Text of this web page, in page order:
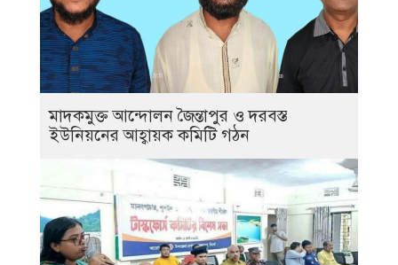
মাদকমুক্ত আন্দোলন জৈন্তাপুর ও দরবস্ত
ইউনিয়নের আহ্বায়ক কমিটি গঠন